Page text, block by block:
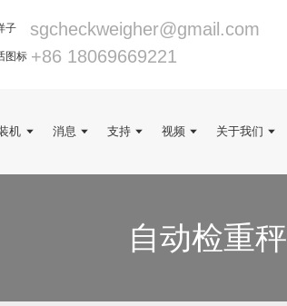
sgcheckweigher@gmail.com
+86 18069669221
机 消息 支持 视频 关于我们
自动检重秤